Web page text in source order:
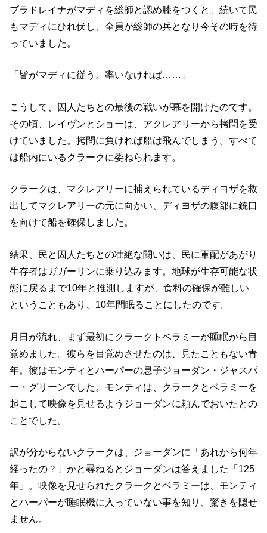
ブラドレイナがマディを総師と認め膝をつくと、続いて民
もマディにひれ伏し、全員が総師の兵となり今その時を待
っていました。
「皆がマディに従う。率いなければ……」
こうして、囚人たちとの最後の戦いが幕を開けたのです。
その頃、レイヴンとショーは、アクレアリーから拷問を受
けていました。拷問に負ければ船は飛んでしまう。すべて
は船内にいるクラークに委ねられます。
クラークは、マクレアリーに捕えられているディヨザを救
出してマクレアリーの元に向かい、ディヨザの腹部に銃口
を向けて船を確保しました。
結果、民と囚人たちとの壮絶な闘いは、民に軍配があがり
生存者はガガーリンに乗り込みます。地球が生存可能な状
態に戻るまで10年と推測しますが、食料の確保が難しい
ということもあり、10年間眠ることにしたのです。
月日が流れ、まず最初にクラークトベラミーが睡眠から目
覚めました。彼らを目覚めさせたのは、見たこともない青
年。彼はモンティとハーパーの息子ジョーダン・ジャスパ
ー・グリーンでした。モンティは、クラークとベラミーを
起こして映像を見せるようジョーダンに頼んでおいたとの
ことでした。
訳が分からないクラークは、ジョーダンに「あれから何年
経ったの？」かと尋ねるとジョーダンは答えました「125
年」。映像を見せられたクラークとベラミーは、モンティ
とハーパーが睡眠機に入っていない事を知り、驚きを隠せ
ません。